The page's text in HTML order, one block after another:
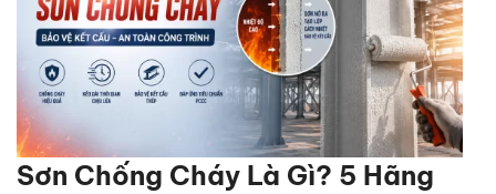
Sơn Chống Cháy Là Gì? 5 Hãng